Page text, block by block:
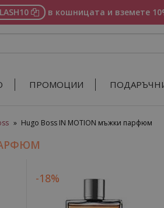
в кошницата и вземете
ПРОМОЦИИ
» Hugo Boss IN MOTION мъжки парфюм
-18%